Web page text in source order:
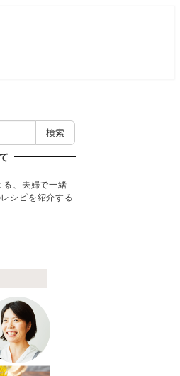
検索
、夫婦で一緒
シピを紹介する